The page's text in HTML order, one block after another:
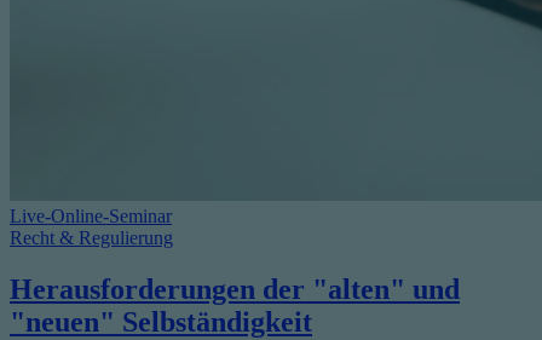
Live-Online-Seminar
Recht & Regulierung
Herausforderungen der "alten" und
"neuen" Selbständigkeit